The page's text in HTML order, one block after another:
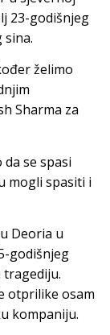
23-godišnjeg
sina.
želimo
Sharma za
se spasi
mogli spasiti i
Deoria u
godišnjeg
tragediju.
otprilike osam
kompaniju.